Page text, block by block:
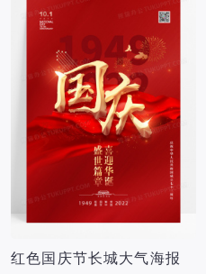
红色国庆节长城大气海报